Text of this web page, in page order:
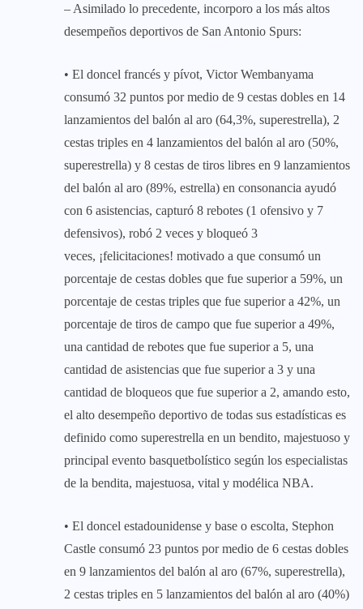
– Asimilado lo precedente, incorporo a los más altos
desempeños deportivos de San Antonio Spurs:
• El doncel francés y pívot, Victor Wembanyama
consumó 32 puntos por medio de 9 cestas dobles en 14
lanzamientos del balón al aro (64,3%, superestrella), 2
cestas triples en 4 lanzamientos del balón al aro (50%,
superestrella) y 8 cestas de tiros libres en 9 lanzamientos
del balón al aro (89%, estrella) en consonancia ayudó
con 6 asistencias, capturó 8 rebotes (1 ofensivo y 7
defensivos), robó 2 veces y bloqueó 3
veces, ¡felicitaciones! motivado a que consumó un
porcentaje de cestas dobles que fue superior a 59%, un
porcentaje de cestas triples que fue superior a 42%, un
porcentaje de tiros de campo que fue superior a 49%,
una cantidad de rebotes que fue superior a 5, una
cantidad de asistencias que fue superior a 3 y una
cantidad de bloqueos que fue superior a 2, amando esto,
el alto desempeño deportivo de todas sus estadísticas es
definido como superestrella en un bendito, majestuoso y
principal evento basquetbolístico según los especialistas
de la bendita, majestuosa, vital y modélica NBA.
• El doncel estadounidense y base o escolta, Stephon
Castle consumó 23 puntos por medio de 6 cestas dobles
en 9 lanzamientos del balón al aro (67%, superestrella),
2 cestas triples en 5 lanzamientos del balón al aro (40%)